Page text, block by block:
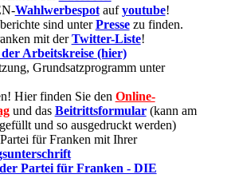
Wahlwerbespotaufyoutube!
sind unterPressezu finden.
mit derTwitter-Liste!
Arbeitskreise (hier)
Grundsatzprogramm unter
Hier finden Sie den Online-
und das Beitrittsformular(kann am
und so ausgedruckt werden)
für Franken mit Ihrer
Partei für Franken - DIE